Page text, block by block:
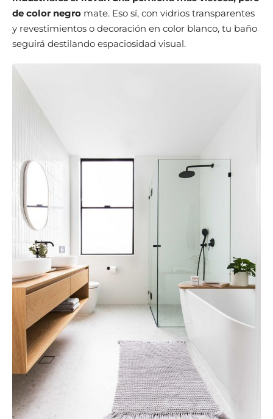
de color negro mate. Eso sí, con vidrios transparentes
y revestimientos o decoración en color blanco, tu baño
seguirá destilando espaciosidad visual.